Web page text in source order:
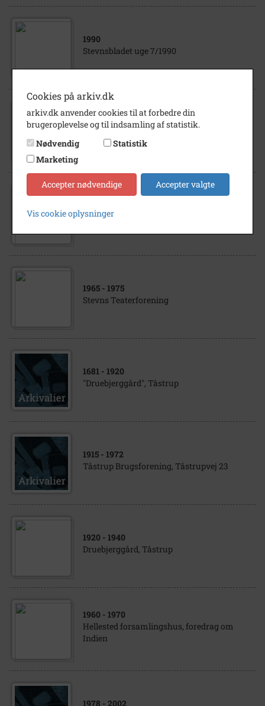
1990
Stevnsbladet uge 7/1990
1988
Stavnsbåndsjubilæet 1988 samt foredrag
om tiden efter 1800 (Jens Herluf Jensen)
1996
nekrologer fra Dagbladet og Stevns bladet
1965 - 1975
Stevns Teaterforening
1681 - 1920
"Druebjerggård", Tåstrup
1915 - 1972
Tåstrup Brugsforening, Tåstrupvej 23
1920 - 1940
Druebjerggård, Tåstrup
1960 - 1970
Hellested forsamlingshus, foredrag om
Indien
1978 - 2002
Cookies på arkiv.dk
arkiv.dk anvender cookies til at forbedre din
brugeroplevelse og til indsamling af statistik.
Nødvendig
Statistik
Marketing
Accepter nødvendige Accepter valgte
Vis cookie oplysninger